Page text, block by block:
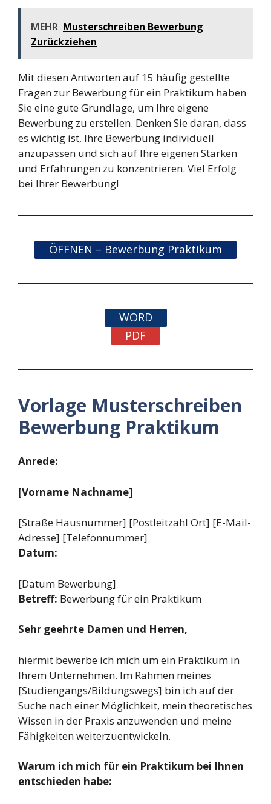
MEHR Musterschreiben Bewerbung
Zurückziehen
Mit diesen Antworten auf 15 häufig gestellte
Fragen zur Bewerbung für ein Praktikum haben
Sie eine gute Grundlage, um Ihre eigene
Bewerbung zu erstellen. Denken Sie daran, dass
es wichtig ist, Ihre Bewerbung individuell
anzupassen und sich auf Ihre eigenen Stärken
und Erfahrungen zu konzentrieren. Viel Erfolg
bei Ihrer Bewerbung!
ÖFFNEN – Bewerbung Praktikum
WORD
PDF
Vorlage Musterschreiben
Bewerbung Praktikum
Anrede:
[Vorname Nachname]
[Straße Hausnummer] [Postleitzahl Ort] [E-Mail-
Adresse] [Telefonnummer]
Datum:
[Datum Bewerbung]
Betreff: Bewerbung für ein Praktikum
Sehr geehrte Damen und Herren,
hiermit bewerbe ich mich um ein Praktikum in
Ihrem Unternehmen. Im Rahmen meines
[Studiengangs/Bildungswegs] bin ich auf der
Suche nach einer Möglichkeit, mein theoretisches
Wissen in der Praxis anzuwenden und meine
Fähigkeiten weiterzuentwickeln.
Warum ich mich für ein Praktikum bei Ihnen
entschieden habe: